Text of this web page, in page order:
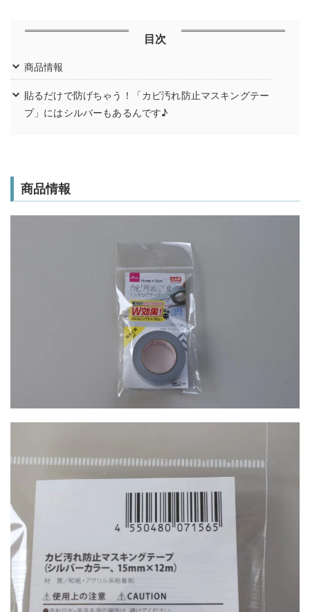
目次
商品情報
貼るだけで防げちゃう！「カビ汚れ防止マスキングテー
プ」にはシルバーもあるんです♪
商品情報